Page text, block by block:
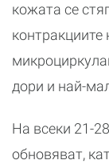
кожата се
контракциите
дори и най-
На всеки 21-
обновяват,